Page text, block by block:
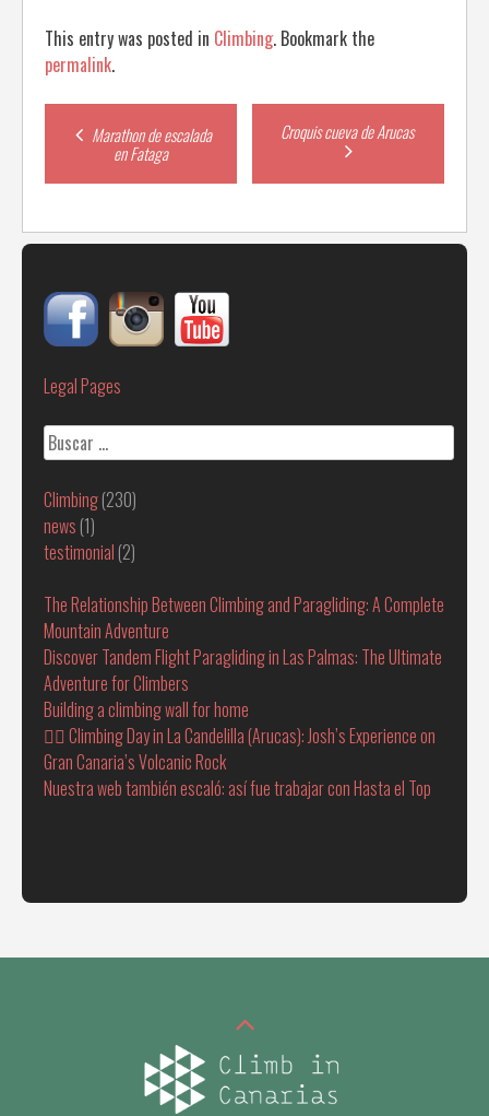
This entry was posted in Climbing. Bookmark the
permalink.
Post
navigation
Marathon de escalada
en Fataga
Croquis cueva de Arucas
Legal Pages
Buscar:
Climbing(230)
news (1)
testimonial (2)
The Relationship Between Climbing and Paragliding: A Complete
Mountain Adventure
Discover Tandem Flight Paragliding in Las Palmas: The Ultimate
Adventure for Climbers
Building a climbing wall for home
🧗‍♂️ Climbing Day in La Candelilla (Arucas): Josh’s Experience on
Gran Canaria’s Volcanic Rock
Nuestra web también escaló: así fue trabajar con Hasta el Top